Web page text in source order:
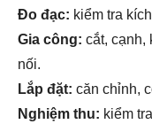
Đo đạc: kiểm tra
Gia công: cắt, cạnh,
nối.
Lắp đặt: căn chỉnh,
Nghiệm thu: kiểm